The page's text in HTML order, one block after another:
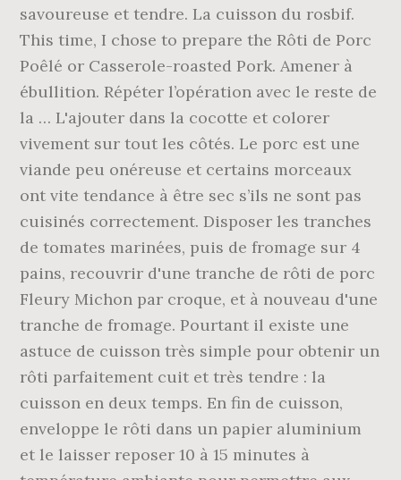
savoureuse et tendre. La cuisson du rosbif.
This time, I chose to prepare the Rôti de Porc
Poêlé or Casserole-roasted Pork. Amener à
ébullition. Répéter l’opération avec le reste de
la … L'ajouter dans la cocotte et colorer
vivement sur tout les côtés. Le porc est une
viande peu onéreuse et certains morceaux
ont vite tendance à être sec s’ils ne sont pas
cuisinés correctement. Disposer les tranches
de tomates marinées, puis de fromage sur 4
pains, recouvrir d'une tranche de rôti de porc
Fleury Michon par croque, et à nouveau d'une
tranche de fromage. Pourtant il existe une
astuce de cuisson très simple pour obtenir un
rôti parfaitement cuit et très tendre : la
cuisson en deux temps. En fin de cuisson,
enveloppe le rôti dans un papier aluminium
et le laisser reposer 10 à 15 minutes à